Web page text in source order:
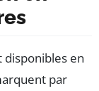
en
par